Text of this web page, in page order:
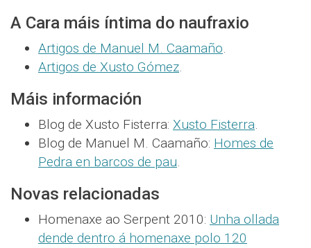
A Cara máis íntima do naufraxio
Artigos de Manuel M. Caamaño.
Artigos de Xusto Gómez.
Máis información
Blog de Xusto Fisterra: Xusto Fisterra.
Blog de Manuel M. Caamaño: Homes de
Pedra en barcos de pau.
Novas relacionadas
Homenaxe ao Serpent 2010: Unha ollada
dende dentro á homenaxe polo 120